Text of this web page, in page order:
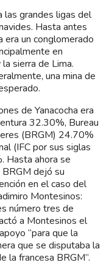
las grandes ligas del
Hasta antes
era un conglomerado
en
sierra de Lima.
una mina de
de Yanacocha era
32.30%, Bureau
(BRGM) 24.70%
(IFC por sus siglas
Hasta ahora se
dejó su
en el caso del
Montesinos:
número tres de
a Montesinos el
“para que la
que se disputaba la
la francesa BRGM”.